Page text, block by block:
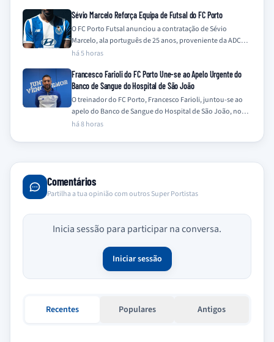
Sévio Marcelo Reforça Equipa de Futsal do FC Porto
O FC Porto Futsal anunciou a contratação de Sévio
Marcelo, ala português de 25 anos, proveniente da ADCR
Caxinas Poça Barca, para…
há 5 horas
Francesco Farioli do FC Porto Une-se ao Apelo Urgente do
Banco de Sangue do Hospital de São João
O treinador do FC Porto, Francesco Farioli, juntou-se ao
apelo do Banco de Sangue do Hospital de São João, no
Porto, para…
há 8 horas
Comentários
Partilha a tua opinião com outros Super Portistas
Inicia sessão para participar na conversa.
Iniciar sessão
Recentes Populares Antigos